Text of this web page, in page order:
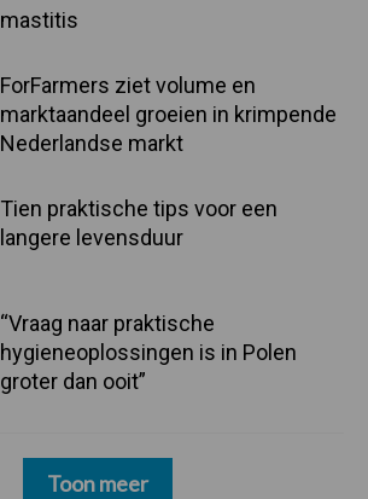
mastitis
ForFarmers ziet volume en
marktaandeel groeien in krimpende
Nederlandse markt
Tien praktische tips voor een
langere levensduur
“Vraag naar praktische
hygieneoplossingen is in Polen
groter dan ooit”
Toon meer